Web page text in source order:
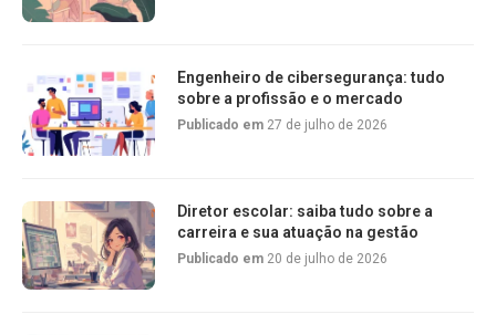
Engenheiro de cibersegurança: tudo
sobre a profissão e o mercado
Publicado em 27 de julho de 2026
Diretor escolar: saiba tudo sobre a
carreira e sua atuação na gestão
Publicado em 20 de julho de 2026